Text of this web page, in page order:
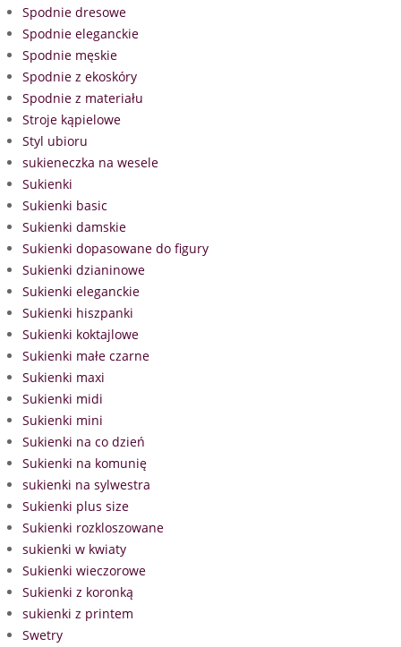
Spodnie dresowe
Spodnie eleganckie
Spodnie męskie
Spodnie z ekoskóry
Spodnie z materiału
Stroje kąpielowe
Styl ubioru
sukieneczka na wesele
Sukienki
Sukienki basic
Sukienki damskie
Sukienki dopasowane do figury
Sukienki dzianinowe
Sukienki eleganckie
Sukienki hiszpanki
Sukienki koktajlowe
Sukienki małe czarne
Sukienki maxi
Sukienki midi
Sukienki mini
Sukienki na co dzień
Sukienki na komunię
sukienki na sylwestra
Sukienki plus size
Sukienki rozkloszowane
sukienki w kwiaty
Sukienki wieczorowe
Sukienki z koronką
sukienki z printem
Swetry